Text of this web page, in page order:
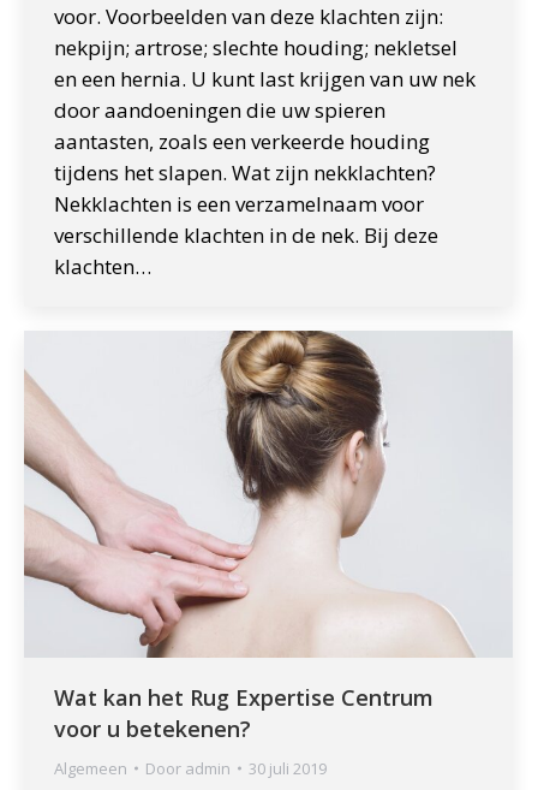
voor. Voorbeelden van deze klachten zijn:
nekpijn; artrose; slechte houding; nekletsel
en een hernia. U kunt last krijgen van uw nek
door aandoeningen die uw spieren
aantasten, zoals een verkeerde houding
tijdens het slapen. Wat zijn nekklachten?
Nekklachten is een verzamelnaam voor
verschillende klachten in de nek. Bij deze
klachten…
Wat kan het Rug Expertise Centrum
voor u betekenen?
Algemeen Door admin 30 juli 2019